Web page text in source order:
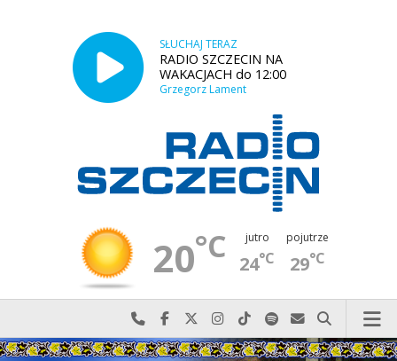
SŁUCHAJ TERAZ
RADIO SZCZECIN NA
WAKACJACH do 12:00
Grzegorz Lament
20°C jutro
24°C
pojutrze
29°C
Najlepiej po prostu do nas zadzwoń
Odwiedź nas na Facebook-u
Odwiedź nas na X
Odwiedź nas na Instagram-ie
Odwiedź nas na TikTok-u
Szukaj nas na Spotify
Wyślij do nas
Szukaj